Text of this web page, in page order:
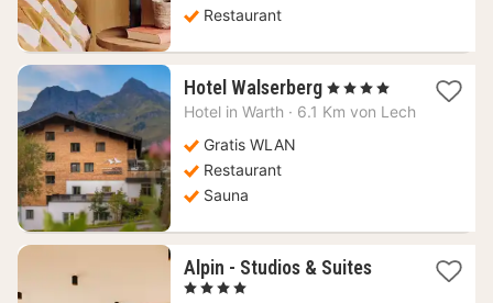
Restaurant
Hotel Walserberg 1
Nacht
, 4 Sterne
Hotel in Warth · 6.1 Km von Lech
Gratis WLAN
Restaurant
Sauna
Alpin - Studios & Suites1
, 4 Sterne